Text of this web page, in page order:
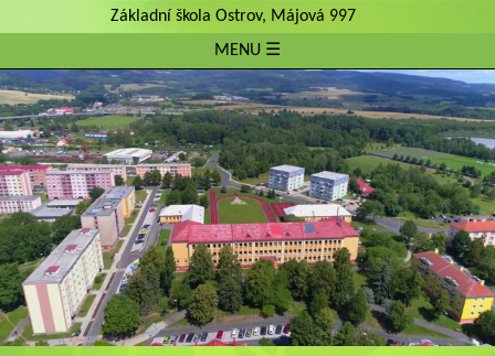
Základní škola Ostrov, Májová 997
MENU ☰